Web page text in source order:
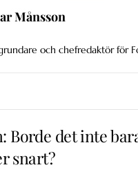
Månsson
och chefredaktör för
Borde det inte
snart?